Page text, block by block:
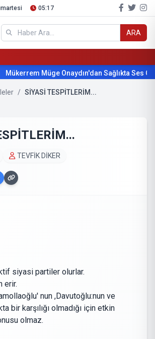
05:17
ARA
Mükerrem Müge Onaydın'dan Sağlıkta Ses
/ SİYASİ TESPİTLERİM...
TEVFİK DİKER
siyasi partiler olurlar.
erir.
nun ,Davutoğlu:nun ve
bir karşılığı olmadığı için etkin
olmaz.